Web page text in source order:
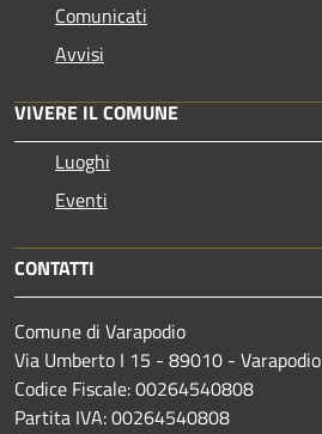
Comunicati
Avvisi
VIVERE IL COMUNE
Luoghi
Eventi
CONTATTI
Comune di Varapodio
Via Umberto I 15 - 89010 - Varapodio
Codice Fiscale: 00264540808
Partita IVA: 00264540808